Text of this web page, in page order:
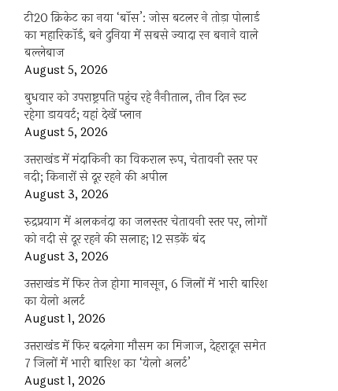
टी20 क्रिकेट का नया ‘बॉस’: जोस बटलर ने तोड़ा पोलार्ड
का महारिकॉर्ड, बने दुनिया में सबसे ज्यादा रन बनाने वाले
बल्लेबाज
August 5, 2026
बुधवार को उपराष्ट्रपति पहुंच रहे नैनीताल, तीन दिन रूट
रहेगा डायवर्ट; यहां देखें प्‍लान
August 5, 2026
उत्तराखंड में मंदाकिनी का विकराल रूप, चेतावनी स्तर पर
नदी; किनारों से दूर रहने की अपील
August 3, 2026
रुद्रप्रयाग में अलकनंदा का जलस्तर चेतावनी स्तर पर, लोगों
को नदी से दूर रहने की सलाह; 12 सड़कें बंद
August 3, 2026
उत्तराखंड में फिर तेज होगा मानसून, 6 जिलों में भारी बारिश
का येलो अलर्ट
August 1, 2026
उत्तराखंड में फिर बदलेगा मौसम का मिजाज, देहरादून समेत
7 जिलों में भारी बारिश का ‘येलो अलर्ट’
August 1, 2026